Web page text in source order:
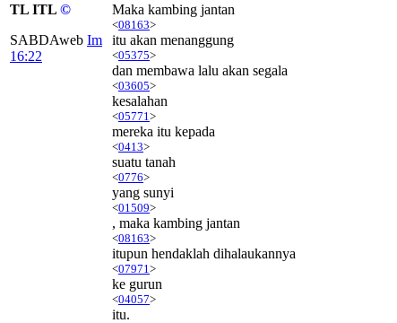
TL ITL ©
SABDAweb Im
16:22
Maka kambing jantan
<08163>
itu akan menanggung
<05375>
dan membawa lalu akan segala
<03605>
kesalahan
<05771 >
mereka itu kepada
<0413>
suatu tanah
<0776>
yang sunyi
<01509>
, maka kambing jantan
<08163>
itupun hendaklah dihalaukannya
<07971 >
ke gurun
<04057>
itu.